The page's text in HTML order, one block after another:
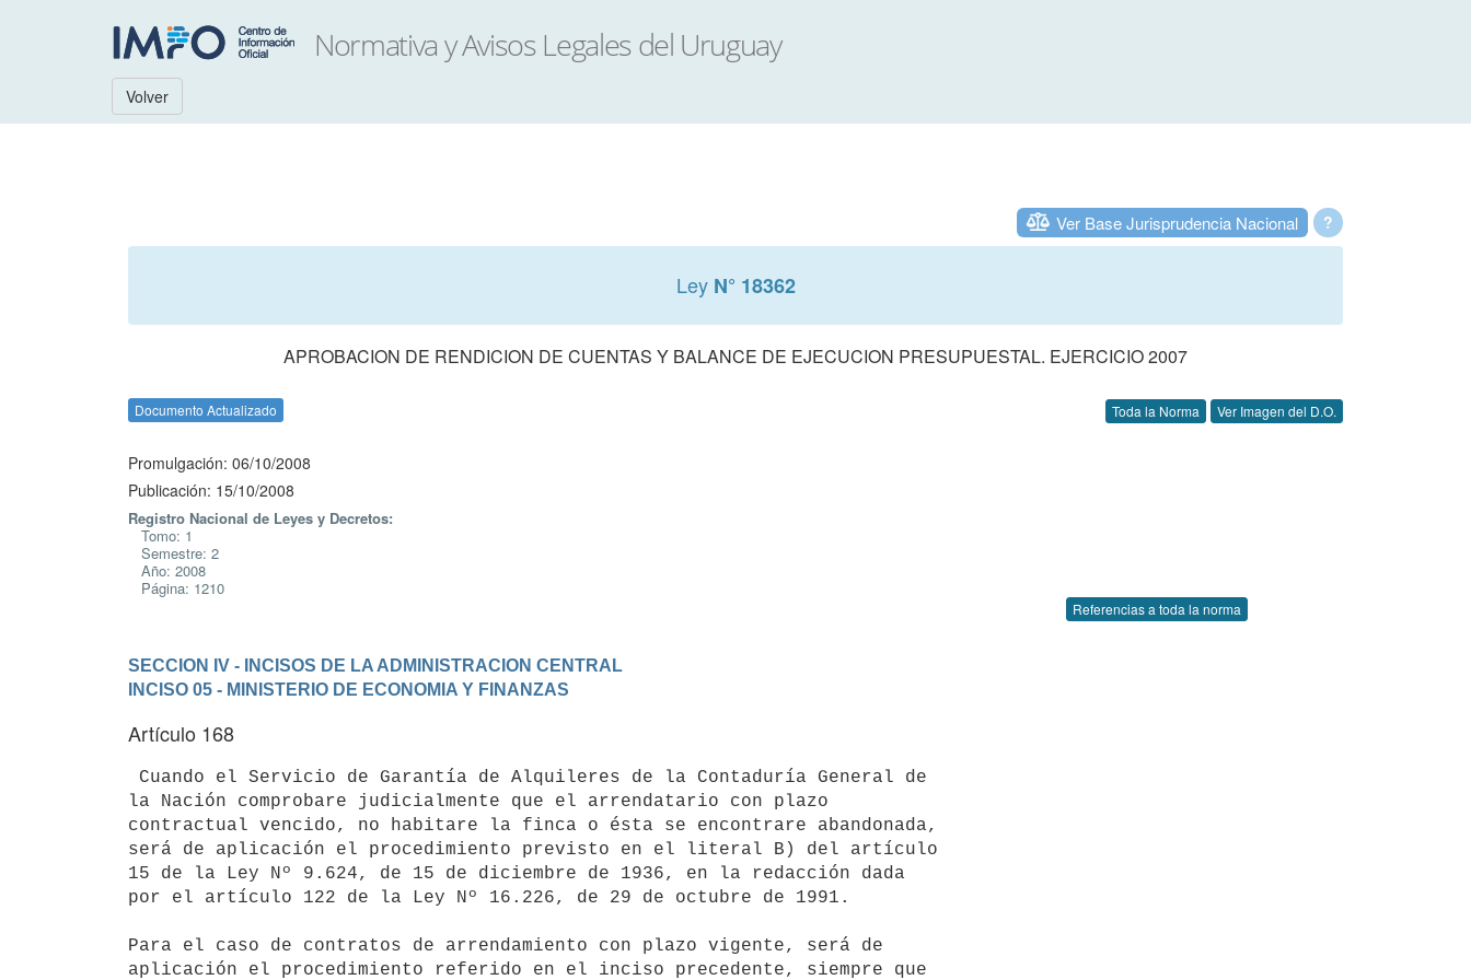
Volver
?
Ver Base Jurisprudencia Nacional
Ley N° 18362
APROBACION DE RENDICION DE CUENTAS Y BALANCE DE EJECUCION PRESUPUESTAL. EJERCICIO 2007
Documento Actualizado Toda la Norma Ver Imagen del D.O.
Promulgación: 06/10/2008
Publicación: 15/10/2008
Registro Nacional de Leyes y Decretos:
Tomo: 1
Semestre: 2
Año: 2008
Página: 1210
Referencias a toda la norma
SECCION IV - INCISOS DE LA ADMINISTRACION CENTRAL
INCISO 05 - MINISTERIO DE ECONOMIA Y FINANZAS
Artículo 168
la Nación comprobare judicialmente que el arrendatario con plazo
contractual vencido, no habitare la finca o ésta se encontrare abandonada,
será de aplicación el procedimiento previsto en el literal B) del artículo
15 de la Ley Nº 9.624, de 15 de diciembre de 1936, en la redacción dada
por el artículo 122 de la Ley Nº 16.226, de 29 de octubre de 1991.
Para el caso de contratos de arrendamiento con plazo vigente, será de
aplicación el procedimiento referido en el inciso precedente, siempre que